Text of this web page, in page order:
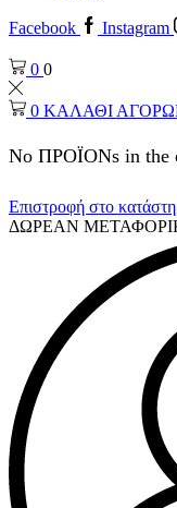
Facebook Instagram
0 0
0 ΚΑΛΑΘΙ
No ΠΡΟΪΟΝs in the
Επιστροφή στο
ΔΩΡΕΑΝ ΜΕΤΑΦΟΡΙΚΑ